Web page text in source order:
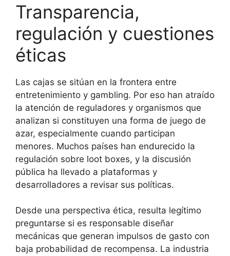
Transparencia,
regulación y cuestiones
éticas
Las cajas se sitúan en la frontera entre
entretenimiento y gambling. Por eso han atraído
la atención de reguladores y organismos que
analizan si constituyen una forma de juego de
azar, especialmente cuando participan
menores. Muchos países han endurecido la
regulación sobre loot boxes, y la discusión
pública ha llevado a plataformas y
desarrolladores a revisar sus políticas.
Desde una perspectiva ética, resulta legítimo
preguntarse si es responsable diseñar
mecánicas que generan impulsos de gasto con
baja probabilidad de recompensa. La industria